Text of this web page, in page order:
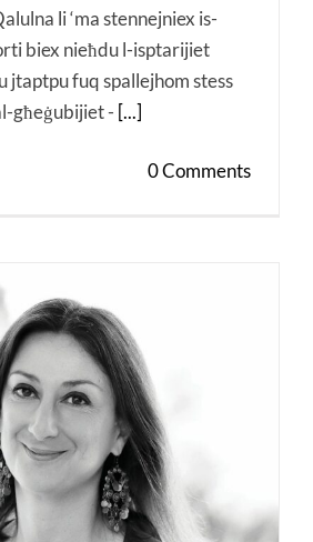
li ‘ma stennejniex is-
biex nieħdu l-isptarijiet
jtaptpu fuq spallejhom stess
għeġubijiet - [...]
0 Comments